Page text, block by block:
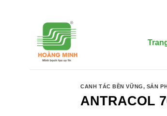
CANH TÁC BỀN VỮNG, SẢN
ANTRACOL